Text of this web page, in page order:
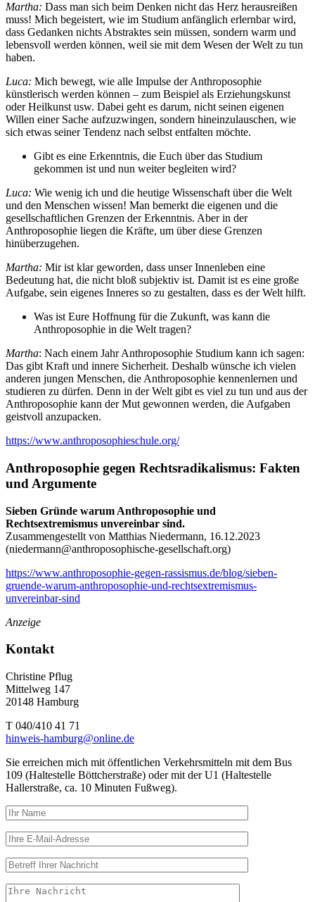
Martha: Dass man sich beim Denken nicht das Herz herausreißen
muss! Mich begeistert, wie im Studium anfänglich erlernbar wird,
dass Gedanken nichts Abstraktes sein müssen, sondern warm und
lebensvoll werden können, weil sie mit dem Wesen der Welt zu tun
haben.
Luca: Mich bewegt, wie alle Impulse der Anthroposophie
künstlerisch werden können – zum Beispiel als Erziehungskunst
oder Heilkunst usw. Dabei geht es darum, nicht seinen eigenen
Willen einer Sache aufzuzwingen, sondern hineinzulauschen, wie
sich etwas seiner Tendenz nach selbst entfalten möchte.
Gibt es eine Erkenntnis, die Euch über das Studium
gekommen ist und nun weiter begleiten wird?
Luca: Wie wenig ich und die heutige Wissenschaft über die Welt
und den Menschen wissen! Man bemerkt die eigenen und die
gesellschaftlichen Grenzen der Erkenntnis. Aber in der
Anthroposophie liegen die Kräfte, um über diese Grenzen
hinüberzugehen.
Martha: Mir ist klar geworden, dass unser Innenleben eine
Bedeutung hat, die nicht bloß subjektiv ist. Damit ist es eine große
Aufgabe, sein eigenes Inneres so zu gestalten, dass es der Welt hilft.
Was ist Eure Hoffnung für die Zukunft, was kann die
Anthroposophie in die Welt tragen?
Martha: Nach einem Jahr Anthroposophie Studium kann ich sagen:
Das gibt Kraft und innere Sicherheit. Deshalb wünsche ich vielen
anderen jungen Menschen, die Anthroposophie kennenlernen und
studieren zu dürfen. Denn in der Welt gibt es viel zu tun und aus der
Anthroposophie kann der Mut gewonnen werden, die Aufgaben
geistvoll anzupacken.
https://www.anthroposophieschule.org/
Anthroposophie gegen Rechtsradikalismus: Fakten
und Argumente
Sieben Gründe warum Anthroposophie und
Rechtsextremismus unvereinbar sind.
Zusammengestellt von Matthias Niedermann, 16.12.2023
(niedermann@anthroposophische-gesellschaft.org)
https://www.anthroposophie-gegen-rassismus.de/blog/sieben-
gruende-warum-anthroposophie-und-rechtsextremismus-
unvereinbar-sind
Anzeige
Kontakt
Christine Pflug
Mittelweg 147
20148 Hamburg
T 040/410 41 71
hinweis-hamburg@online.de
Sie erreichen mich mit öffentlichen Verkehrsmitteln mit dem Bus
109 (Haltestelle Böttcherstraße) oder mit der U1 (Haltestelle
Hallerstraße, ca. 10 Minuten Fußweg).